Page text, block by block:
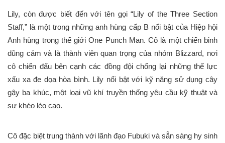
Lily, còn được biết đến với tên gọi “Lily of the Three Section
Staff,” là một trong những anh hùng cấp B nổi bật của Hiệp hội
Anh hùng trong thế giới One Punch Man. Cô là một chiến binh
dũng cảm và là thành viên quan trọng của nhóm Blizzard, nơi
cô chiến đấu bên cạnh các đồng đội chống lại những thế lực
xấu xa đe dọa hòa bình. Lily nổi bật với kỹ năng sử dụng cây
gậy ba khúc, một loại vũ khí truyền thống yêu cầu kỹ thuật và
sự khéo léo cao.
Cô đặc biệt trung thành với lãnh đạo Fubuki và sẵn sàng hy sinh